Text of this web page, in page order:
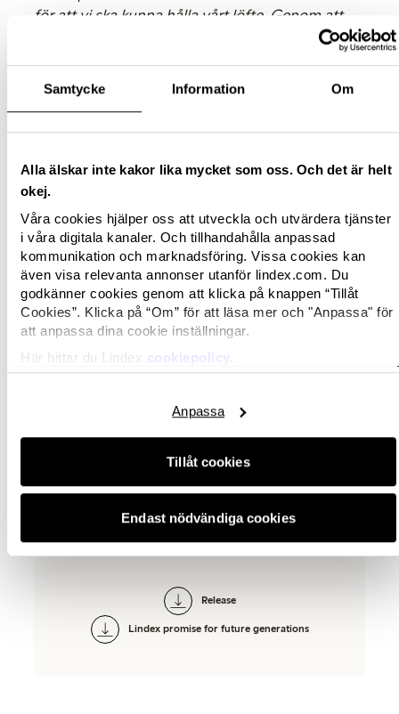
Samtycke Information Om
Alla älskar inte kakor lika mycket som oss. Och det är helt
okej.
Våra cookies hjälper oss att utveckla och utvärdera tjänster
i våra digitala kanaler. Och tillhandahålla anpassad
kommunikation och marknadsföring. Vissa cookies kan
även visa relevanta annonser utanför lindex.com. Du
godkänner cookies genom att klicka på knappen “Tillåt
Cookies”. Klicka på “Om” för att läsa mer och "Anpassa" för
att anpassa dina cookie inställningar.
Här hittar du Lindex cookiepolicy.
Tillåt cookies
Anpassa
Endast nödvändiga cookies
för att vi ska kunna hålla vårt löfte. Genom att
arbeta tillsammans, som leverantörer, partners,
medarbetare och kunder, kan vi skapa en framtid
för stärkta och inspirerade kvinnor i en hållbar
värld”,säger Anna-Karin.
Läs hela Lindex löfte till framtida generationer
Istället för en fullskalig hållbarhetsrapport för
2018, har Lindex idag publicerat en mindre
rapport som presenterar höjdpunkterna för året
samt modevarumärkets nya hållbarhetslöfte. Läs
Lindex Sustainability 2018 här.
För mer information, kontakta;
Kristina Hermansson
Corporate Communications Manager
press@lindex.com
Relaterade dokument
Release
Lindex promise for future generations